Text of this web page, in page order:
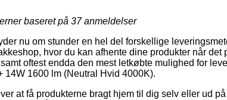
baseret på 37anmeldelser
nu om stunder en hel del forskellige
hvor du kan afhente dine produkter når det
oftest endda den mest letkøbte mulighed for
14W 1600 lm (Neutral Hvid 4000K).
at få produkterne bragt hjem til dig selv eller ud